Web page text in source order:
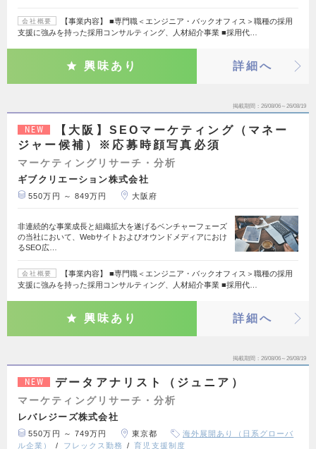
会社概要
【事業内容】 ■専門職＜エンジニア・バックオフィス＞職種の採用
支援に強みを持った採用コンサルティング、人材紹介事業 ■採用代…
興味あり 詳細へ
掲載期間 26/08/06～26/08/19
NEW
【大阪】SEOマーケティング（マネー
ジャー候補）※応募時顔写真必須
マーケティングリサーチ・分析
ギブクリエーション株式会社
550万円 ～ 849万円 大阪府
非連続的な事業成長と組織拡大を遂げるベンチャーフェーズ
の当社において、Webサイトおよびオウンドメディアにおけ
るSEO広…
会社概要
【事業内容】 ■専門職＜エンジニア・バックオフィス＞職種の採用
支援に強みを持った採用コンサルティング、人材紹介事業 ■採用代…
興味あり 詳細へ
掲載期間 26/08/06～26/08/19
NEW データアナリスト（ジュニア）
マーケティングリサーチ・分析
レバレジーズ株式会社
550万円 ～ 749万円 東京都
海外展開あり（日系グローバ
ル企業）
フレックス勤務 育児支援制度